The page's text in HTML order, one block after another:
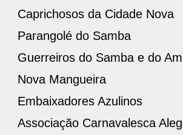
Caprichosos da Cidade Nova
Parangolé do Samba
Guerreiros do Samba e do
Nova Mangueira
Embaixadores Azulinos
Associação Carnavalesca